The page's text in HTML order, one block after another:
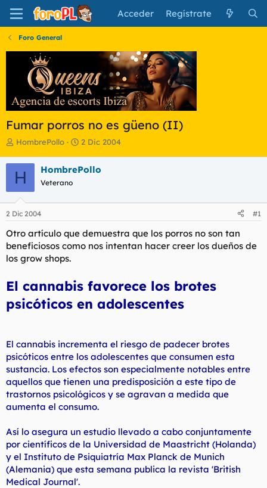
Acceder Regístrate
Foro General
Fumar porros no es güeno (II)
I
i
c
i
a
d
o
d
e
l
e
m
a
HombrePollo
F
h
e
i
c
2 Dic 2004
H HombrePollo
Veterano
2 Dic 2004 #1
Otro artículo que demuestra que los porros no son tan
beneficiosos como nos intentan hacer creer los dueños de
los grow shops.
El cannabis favorece los brotes
psicóticos en adolescentes
El cannabis incrementa el riesgo de padecer brotes
psicóticos entre los adolescentes que consumen esta
sustancia. Los efectos son especialmente notables entre
aquellos que tienen una predisposición a este tipo de
trastornos psicológicos y se agravan a medida que
aumenta el consumo.
Así lo asegura un estudio llevado a cabo conjuntamente
por científicos de la Universidad de Maastricht (Holanda)
y el Instituto de Psiquiatría Max Planck de Munich
(Alemania) que esta semana publica la revista 'British
Medical Journal'.